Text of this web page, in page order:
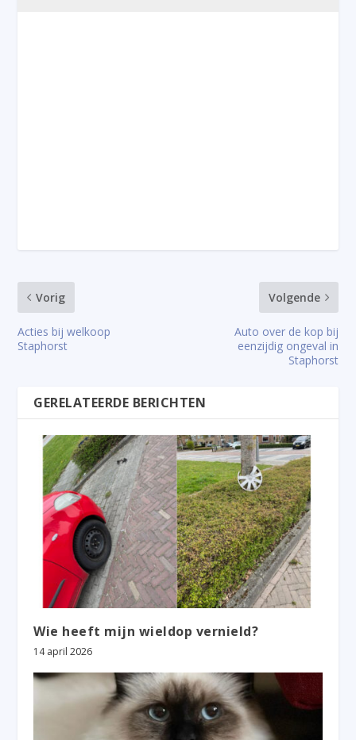
Vorig
Acties bij welkoop
Staphorst
Volgende
Auto over de kop bij
eenzijdig ongeval in
Staphorst
GERELATEERDE BERICHTEN
Wie heeft mijn wieldop vernield?
14 april 2026